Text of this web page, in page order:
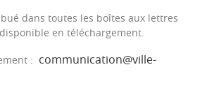
dans toutes les boîtes aux lettres
en téléchargement.
: communication@ville-